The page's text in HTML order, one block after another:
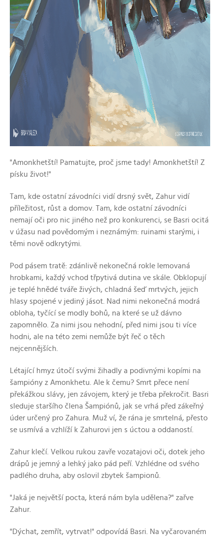
"Amonkhetští! Pamatujte, proč jsme tady! Amonkhetští! Z
písku život!"
Tam, kde ostatní závodníci vidí drsný svět, Zahur vidí
příležitost, růst a domov. Tam, kde ostatní závodníci
nemají oči pro nic jiného než pro konkurenci, se Basri ocitá
v úžasu nad povědomým i neznámým: ruinami starými, i
těmi nově odkrytými.
Pod pásem tratě: zdánlivě nekonečná rokle lemovaná
hrobkami, každý vchod třpytivá dutina ve skále. Obklopují
je teplé hnědé tváře živých, chladná šeď mrtvých, jejich
hlasy spojené v jediný jásot. Nad nimi nekonečná modrá
obloha, tyčící se modly bohů, na které se už dávno
zapomnělo. Za nimi jsou nehodní, před nimi jsou ti více
hodni, ale na této zemi nemůže být řeč o těch
nejcennějších.
Létající hmyz útočí svými žihadly a podivnými kopími na
šampióny z Amonkhetu. Ale k čemu? Smrt přece není
překážkou slávy, jen závojem, který je třeba překročit. Basri
sleduje staršího člena Šampiónů, jak se vrhá před zákeřný
úder určený pro Zahura. Muž ví, že rána je smrtelná, přesto
se usmívá a vzhlíží k Zahurovi jen s úctou a oddaností.
Zahur klečí. Velkou rukou zavře vozatajovi oči, dotek jeho
drápů je jemný a lehký jako pád peří. Vzhlédne od svého
padlého druha, aby oslovil zbytek šampionů.
"Jaká je největší pocta, která nám byla udělena?" zařve
Zahur.
"Dýchat, zemřít, vytrvat!" odpovídá Basri. Na vyčarovaném